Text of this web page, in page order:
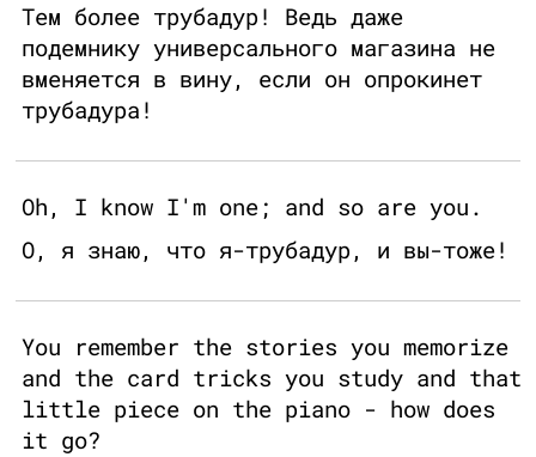
Тем более трубадур! Ведь даже
подемнику универсального магазина не
вменяется в вину, если он опрокинет
трубадура!
Oh, I know I'm one; and so are you.
О, я знаю, что я-трубадур, и вы-тоже!
You remember the stories you memorize
and the card tricks you study and that
little piece on the piano - how does
it go?